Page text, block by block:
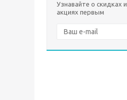
Узнавайте о скидках и
акциях первым